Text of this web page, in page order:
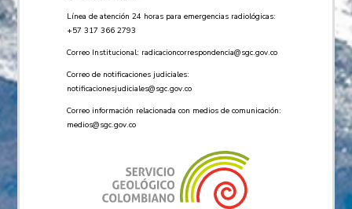
Línea de atención 24 horas para emergencias radiológicas:
+57 ​317 366 2793
Correo Institucional: radicacioncorrespondencia@sgc.gov.co
Correo de notificaciones judiciales:
notificacionesjudiciales@sgc.gov.co
Correo información relacionada con medios de comunicación:
medios@sgc.gov.co